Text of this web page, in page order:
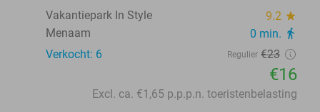
Vakantiepark In Style
9.2 star
Menaam 0 min. directions_walk
Verkocht: 6 Regulier €23
€16
Excl. ca. €1,65 p.p.p.n. toeristenbelasting